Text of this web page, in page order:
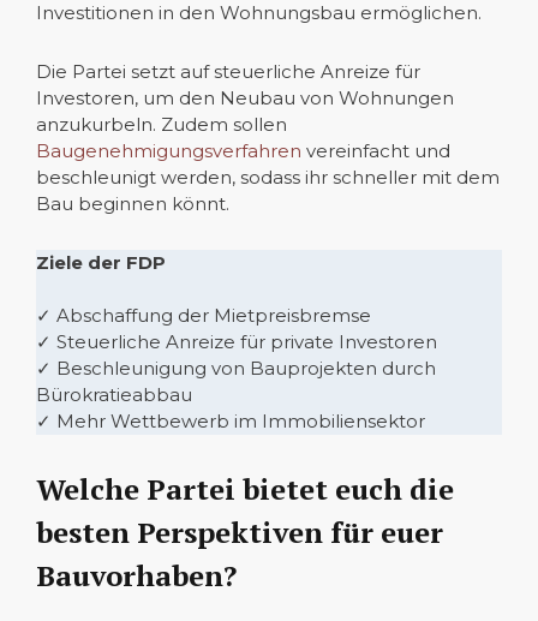
Investitionen in den Wohnungsbau ermöglichen.
Die Partei setzt auf steuerliche Anreize für
Investoren, um den Neubau von Wohnungen
anzukurbeln. Zudem sollen
Baugenehmigungsverfahren vereinfacht und
beschleunigt werden, sodass ihr schneller mit dem
Bau beginnen könnt.
Ziele der FDP
✓ Abschaffung der Mietpreisbremse
✓ Steuerliche Anreize für private Investoren
✓ Beschleunigung von Bauprojekten durch
Bürokratieabbau
✓ Mehr Wettbewerb im Immobiliensektor
Welche Partei bietet euch die
besten Perspektiven für euer
Bauvorhaben?